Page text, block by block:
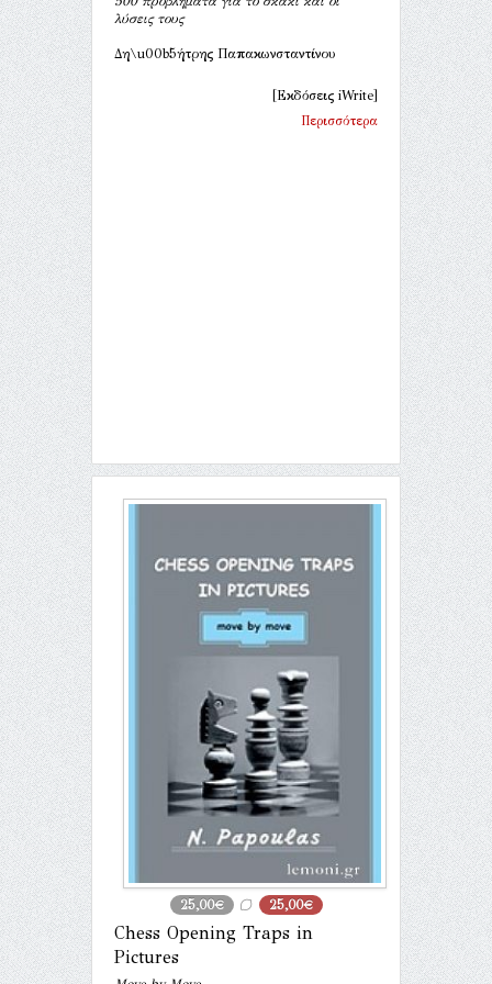
λύσεις τους
Δη\u00b5ήτρης Παπακωνσταντίνου
[Εκδόσεις iWrite]
Περισσότερα
25,00€ 25,00€
Chess Opening Traps in
Pictures